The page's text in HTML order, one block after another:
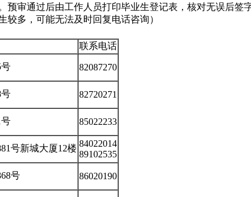
审通过后由工作人员打印毕业生登记表，核对无误后
多，可能无法及时回复电话咨询）
联系电话
82087270
82720271
85022233
号新城大厦12楼 84022014
89102535
号 86020190